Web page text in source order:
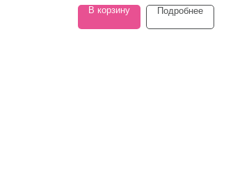
В корзину Подробнее